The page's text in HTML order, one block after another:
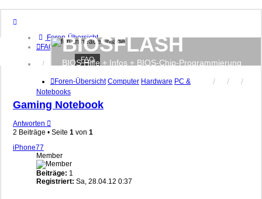
Foren-Übersicht
FAQ
Anmelden
BIOSFLASH
BIOS Hilfe + Infos + BIOS-Chip-Programmierung
FAQ
Foren-Übersicht Computer Hardware PC &
Notebooks
Gaming Notebook
Antworten
2 Beiträge • Seite 1 von 1
iPhone77
Member
Beiträge: 1
Registriert: Sa, 28.04.12 0:37